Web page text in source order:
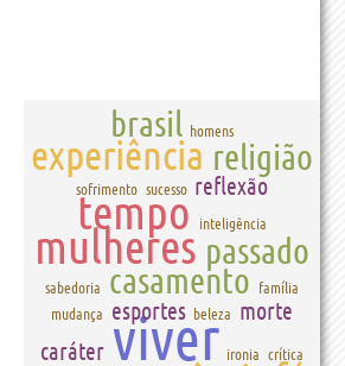
brasil homens
experiência religião
sofrimento sucesso reflexão
tempo inteligência
mulheres passado
sabedoria casamento
família
mudança
esportes beleza
morte
caráter viver ironia crítica